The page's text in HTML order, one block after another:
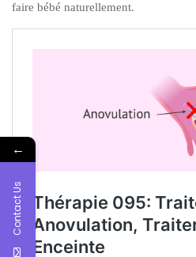
faire bébé naturellement.
←
Contact Us